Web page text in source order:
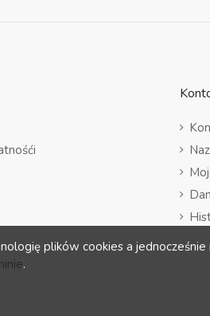
plików cookies a
.